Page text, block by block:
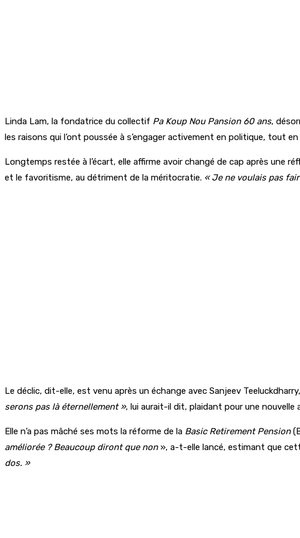
Linda Lam, la fondatrice du collectif Pa Koup Nou Pansion 60 ans,
les raisons qui l’ont poussée à s’engager activement en politique, tout
Longtemps restée à l’écart, elle affirme avoir changé de cap après une
et le favoritisme, au détriment de la méritocratie. « Je ne voulais pas
Le déclic, dit-elle, est venu après un échange avec Sanjeev
serons pas là éternellement », lui aurait-il dit, plaidant pour une
Elle n’a pas mâché ses mots la réforme de la Basic Retirement Pension
améliorée ? Beaucoup diront que non», a-t-elle lancé, estimant que
dos. »